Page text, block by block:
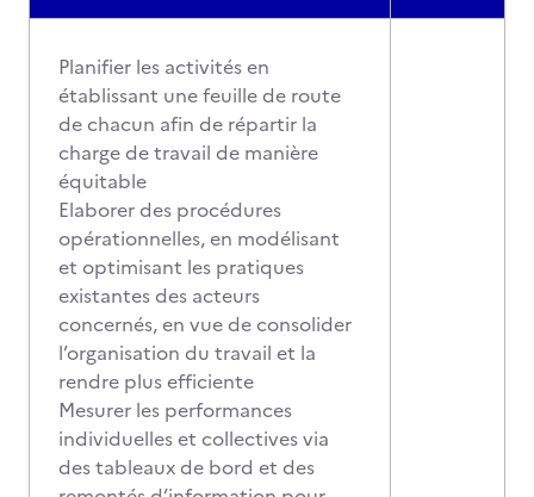
Planifier les activités en
établissant une feuille de route
de chacun afin de répartir la
charge de travail de manière
équitable
Elaborer des procédures
opérationnelles, en modélisant
et optimisant les pratiques
existantes des acteurs
concernés, en vue de consolider
l’organisation du travail et la
rendre plus efficiente
Mesurer les performances
individuelles et collectives via
des tableaux de bord et des